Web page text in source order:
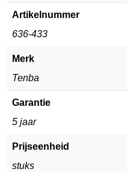
Artikelnummer
636-433
Merk
Tenba
Garantie
5 jaar
Prijseenheid
stuks